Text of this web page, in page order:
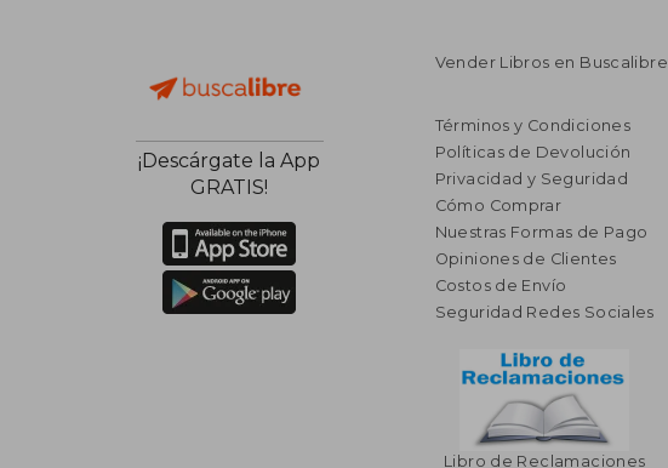
¡Descárgate la App
GRATIS!
Vender Libros en Buscalibre
Términos y Condiciones
Políticas de Devolución
Privacidad y Seguridad
Cómo Comprar
Nuestras Formas de Pago
Opiniones de Clientes
Costos de Envío
Seguridad Redes Sociales
Libro de Reclamaciones